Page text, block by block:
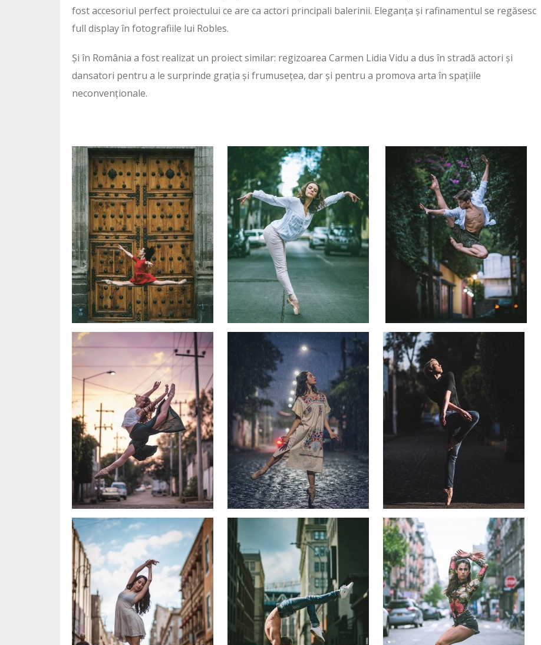
fost accesoriul perfect proiectului ce are ca actori principali balerinii. Eleganța și rafinamentul se regăsesc
full display în fotografiile lui Robles.
Și în România a fost realizat un proiect similar: regizoarea Carmen Lidia Vidu a dus în stradă actori și
dansatori pentru a le surprinde grația și frumusețea, dar și pentru a promova arta în spațiile
neconvenționale.